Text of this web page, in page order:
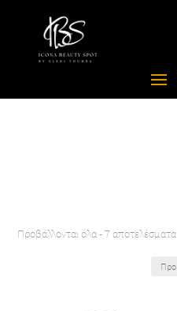
Προβάλλονται όλα - 7 αποτελέσματα